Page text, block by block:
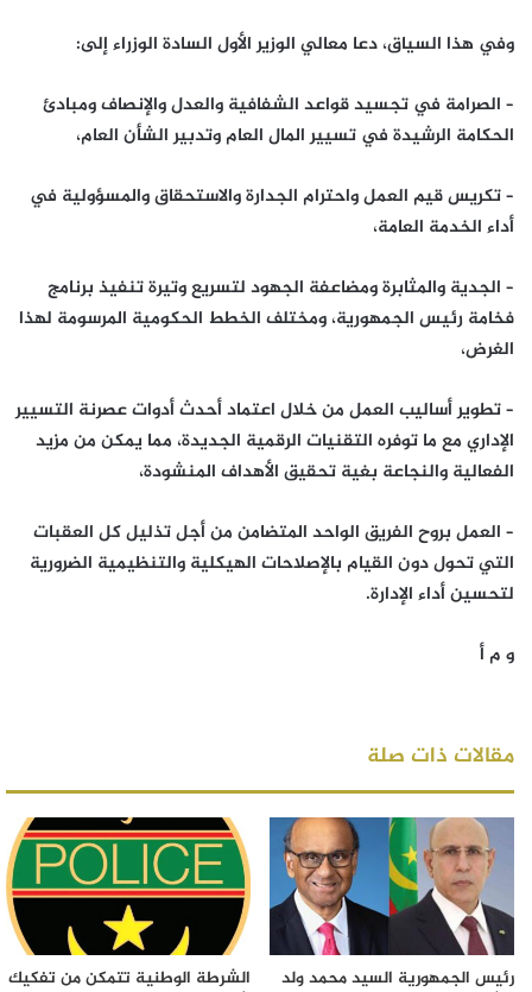
وفي هذا السياق، دعا معالي الوزير الأول السادة الوزراء إلى:
– الصرامة في تجسيد قواعد الشفافية والعدل والإنصاف ومبادئ
الحكامة الرشيدة في تسيير المال العام وتدبير الشأن العام،
– تكريس قيم العمل واحترام الجدارة والاستحقاق والمسؤولية في
أداء الخدمة العامة،
– الجدية والمثابرة ومضاعفة الجهود لتسريع وتيرة تنفيذ برنامج
فخامة رئيس الجمهورية، ومختلف الخطط الحكومية المرسومة لهذا
الغرض،
– تطوير أساليب العمل من خلال اعتماد أحدث أدوات عصرنة التسيير
الإداري مع ما توفره التقنيات الرقمية الجديدة، مما يمكن من مزيد
الفعالية والنجاعة بغية تحقيق الأهداف المنشودة،
– العمل بروح الفريق الواحد المتضامن من أجل تذليل كل العقبات
التي تحول دون القيام بالإصلاحات الهيكلية والتنظيمية الضرورية
لتحسين أداء الإدارة.
و م أ
مقالات ذات صلة
رئيس الجمهورية السيد محمد ولد
الشرطة الوطنية تتمكن من تفكيك